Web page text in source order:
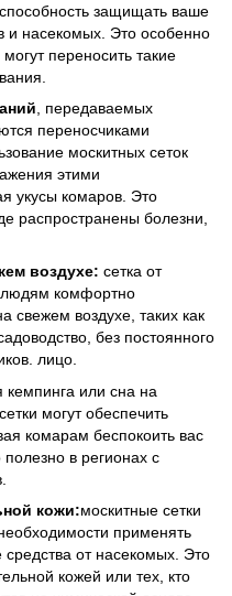
защищать ваше
и насекомых. Это особенно
переносить такие
, передаваемых
переносчиками
москитных сеток
этими
укусы комаров. Это
распространены болезни,
воздухе: сетка от
людям комфортно
свежем воздухе, таких как
без постоянного
лицо.
кемпинга или сна на
могут обеспечить
комарам беспокоить вас
в регионах с
кожи:москитные сетки
применять
от насекомых. Это
кожей или тех, кто